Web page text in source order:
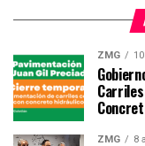
ZMG
ZMG 8